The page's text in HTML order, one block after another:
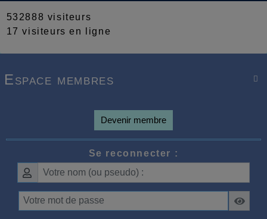
532888 visiteurs
17 visiteurs en ligne

Espace membres
Devenir membre
Se reconnecter :